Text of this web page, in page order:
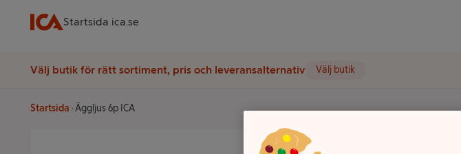
Startsida ica.se
Välj butik för rätt sortiment, pris och leveransalternativ Välj butik
Startsida Äggljus 6p ICA